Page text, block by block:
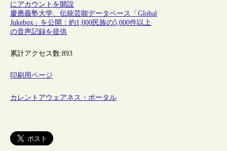
にアカウントを開設
慶應義塾大学、伝統芸能データベース「Global
Jukebox」を公開：約1,000民族の5,000件以上
の音声記録を提供
累計アクセス数:893
印刷用ページ
カレントアウェアネス・ポータル